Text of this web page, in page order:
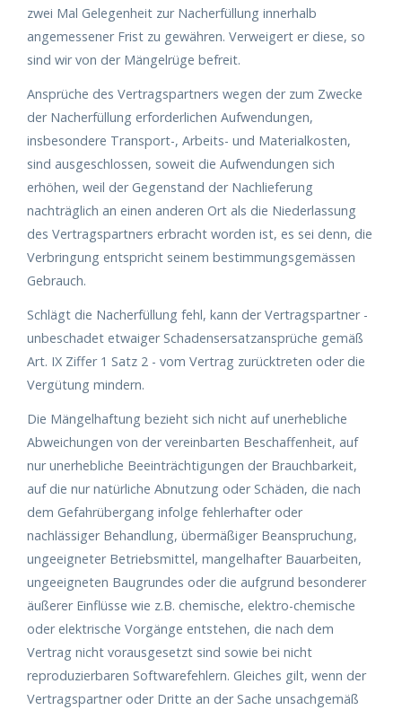
zwei Mal Gelegenheit zur Nacherfüllung innerhalb
angemessener Frist zu gewähren. Verweigert er diese, so
sind wir von der Mängelrüge befreit.
Ansprüche des Vertragspartners wegen der zum Zwecke
der Nacherfüllung erforderlichen Aufwendungen,
insbesondere Transport-, Arbeits- und Materialkosten,
sind ausgeschlossen, soweit die Aufwendungen sich
erhöhen, weil der Gegenstand der Nachlieferung
nachträglich an einen anderen Ort als die Niederlassung
des Vertragspartners erbracht worden ist, es sei denn, die
Verbringung entspricht seinem bestimmungsgemässen
Gebrauch.
Schlägt die Nacherfüllung fehl, kann der Vertragspartner -
unbeschadet etwaiger Schadensersatzansprüche gemäß
Art. IX Ziffer 1 Satz 2 - vom Vertrag zurücktreten oder die
Vergütung mindern.
Die Mängelhaftung bezieht sich nicht auf unerhebliche
Abweichungen von der vereinbarten Beschaffenheit, auf
nur unerhebliche Beeinträchtigungen der Brauchbarkeit,
auf die nur natürliche Abnutzung oder Schäden, die nach
dem Gefahrübergang infolge fehlerhafter oder
nachlässiger Behandlung, übermäßiger Beanspruchung,
ungeeigneter Betriebsmittel, mangelhafter Bauarbeiten,
ungeeigneten Baugrundes oder die aufgrund besonderer
äußerer Einflüsse wie z.B. chemische, elektro-chemische
oder elektrische Vorgänge entstehen, die nach dem
Vertrag nicht vorausgesetzt sind sowie bei nicht
reproduzierbaren Softwarefehlern. Gleiches gilt, wenn der
Vertragspartner oder Dritte an der Sache unsachgemäß